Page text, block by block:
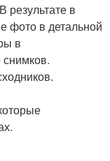
результате в
фото в детальной
в